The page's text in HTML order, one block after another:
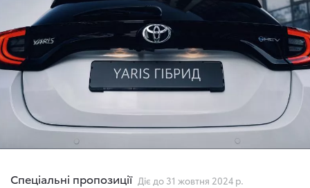
Спеціальні пропозиції Діє до 31 жовтня 2024 р.